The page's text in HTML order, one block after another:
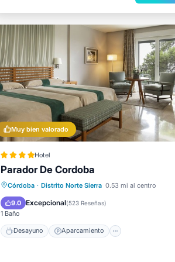
Muy bien valorado
Hotel
Parador De Cordoba
Córdoba · Distrito Norte Sierra 0.53 mi al centro
9.0 Excepcional(523 Reseñas)
1 Baño
Desayuno Aparcamiento
Desayuno Aparcamiento
Piscina
Balcón/Terraza